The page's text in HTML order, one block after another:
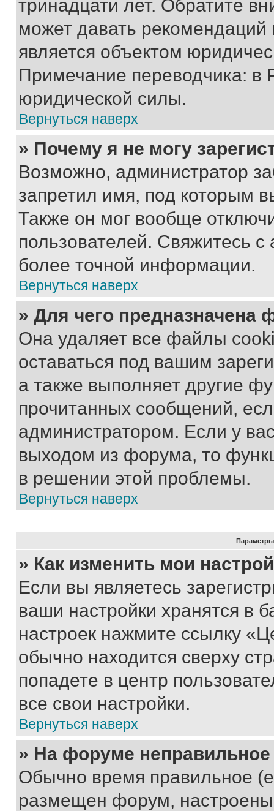
тринадцати лет. Обратите
может давать
является объектом
Примечание переводчика: в
юридической силы.
Вернуться наверх
» Почему я не могу
Возможно, администратор
запретил имя, под которым
Также он мог вообще
пользователей. Свяжитесь
более точной информации.
Вернуться наверх
» Для чего предназначена
Она удаляет все файлы
оставаться под вашим
а также выполняет другие
прочитанных сообщений,
администратором. Если у
выходом из форума, то
в решении этой проблемы.
Вернуться наверх
Параметры
» Как изменить мои
Если вы являетесь
ваши настройки хранятся в
настроек нажмите ссылку
обычно находится сверху
попадете в центр
все свои настройки.
Вернуться наверх
» На форуме
Обычно время правильное
размещен форум, настроены